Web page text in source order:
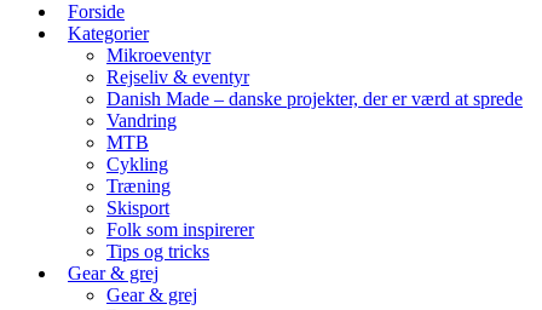
Forside
Kategorier
Mikroeventyr
Rejseliv & eventyr
Danish Made – danske projekter, der er værd at sprede
Vandring
MTB
Cykling
Træning
Skisport
Folk som inspirerer
Tips og tricks
Gear & grej
Gear & grej